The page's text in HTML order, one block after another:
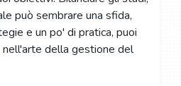
può sembrare una sfida,
e un po' di pratica, puoi
della gestione del